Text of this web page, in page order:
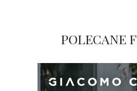
POLECANE